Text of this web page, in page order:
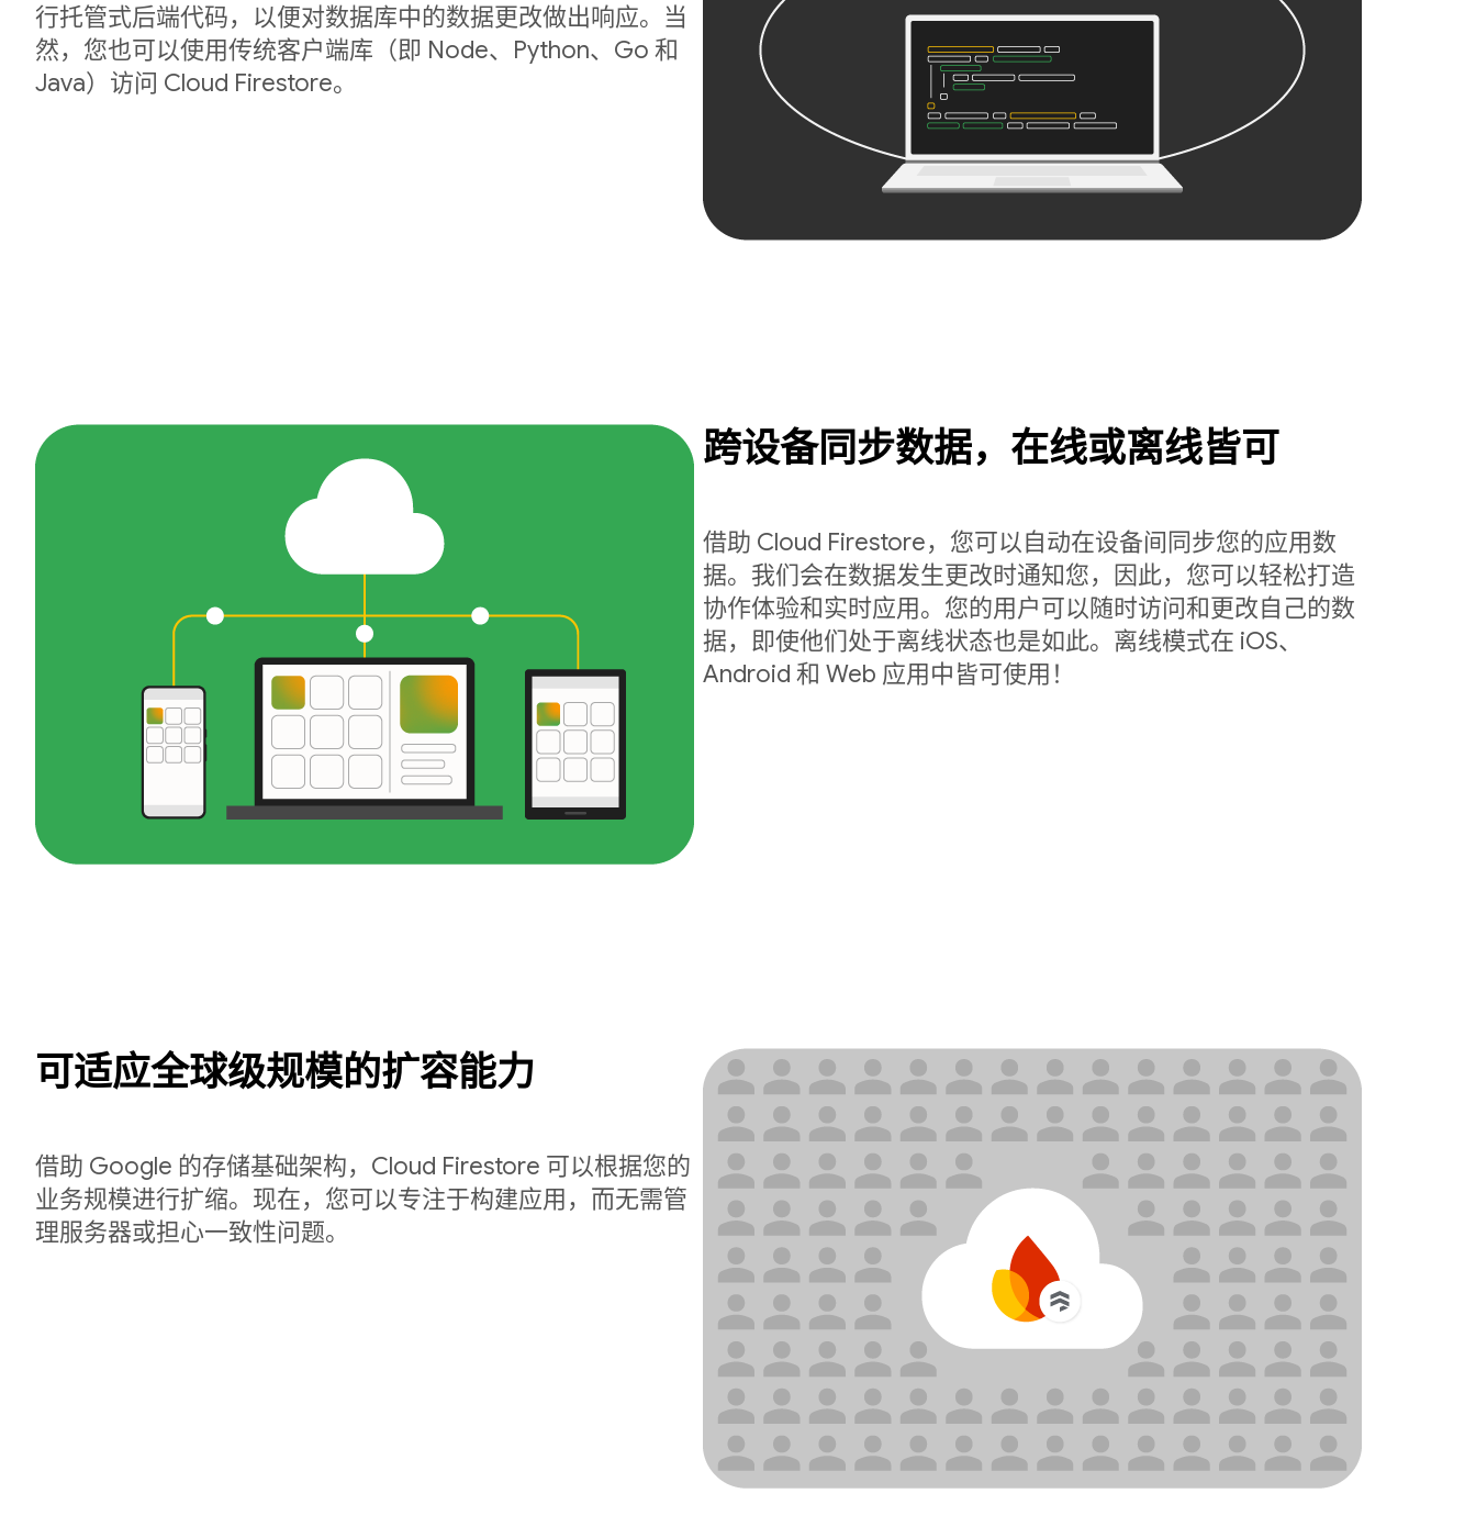
行托管式后端代码，以便对数据库中的数据更改做出响应。当
然，您也可以使用传统客户端库（即 Node、Python、Go 和
Java）访问 Cloud Firestore。
跨设备同步数据，在线或离线皆可
借助 Cloud Firestore，您可以自动在设备间同步您的应用数
据。我们会在数据发生更改时通知您，因此，您可以轻松打造
协作体验和实时应用。您的用户可以随时访问和更改自己的数
据，即使他们处于离线状态也是如此。离线模式在 iOS、
Android 和 Web 应用中皆可使用！
可适应全球级规模的扩容能力
借助 Google 的存储基础架构，Cloud Firestore 可以根据您的
业务规模进行扩缩。现在，您可以专注于构建应用，而无需管
理服务器或担心一致性问题。